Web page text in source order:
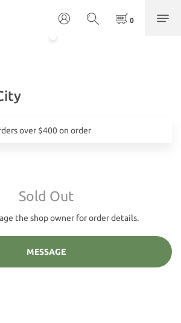
over $400 on order
Sold Out
the shop owner for order details.
MESSAGE